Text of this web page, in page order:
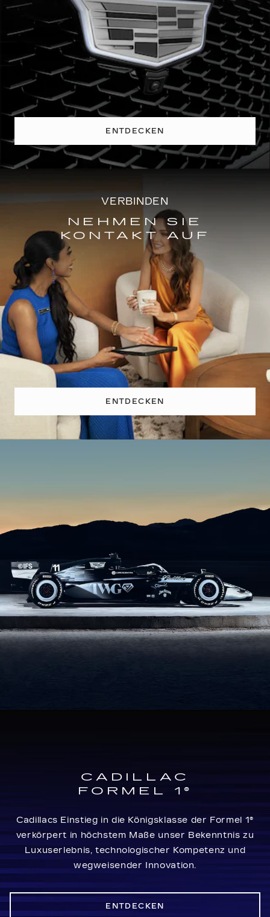
ENTDECKEN
VERBINDEN
NEHMEN SIE
KONTAKT AUF
ENTDECKEN
CADILLAC
FORMEL 1®
Cadillacs Einstieg in die Königsklasse der Formel 1®
verkörpert in höchstem Maße unser Bekenntnis zu
Luxuserlebnis, technologischer Kompetenz und
wegweisender Innovation.
ENTDECKEN